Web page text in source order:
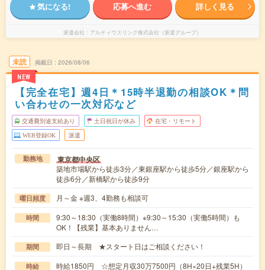
気になる! 応募へ進む 詳しく見る
派遣会社 アルティウスリンク株式会社（派遣グループ）
未読
NEW
掲載日 2026/08/06
【完全在宅】週4日＊15時半退勤の相談OK＊問
い合わせの一次対応など
交通費別途支給あり 土日祝日が休み 在宅・リモート
WEB登録OK 派遣
勤務地 東京都中央区
築地市場駅から徒歩3分／東銀座駅から徒歩5分／銀座駅から
徒歩6分／新橋駅から徒歩9分
曜日頻度 月～金 ※週3、4勤務も相談可
時間
9:30～18:30（実働8時間）※9:30～15:30（実働5時間）も
OK！【残業】基本ありません…
期間 即日～長期 ★スタート日はご相談ください！
時給
時給1850円 ☆想定月収30万7500円（8H×20日+残業5H）